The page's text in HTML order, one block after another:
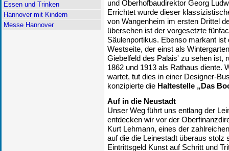
Essen und Trinken
Hannover mit Kindern
Messe Hannover
und Oberhofbaudirektor Georg
Errichtet wurde dieser
von Wangenheim im ersten Drittel
übersehen ist der vorgesetzte
Säulenportikus. Ebenso markant
Westseite, der einst als
Giebelfeld des Palais' zu sehen ist,
1862 und 1913 als Rathaus diente.
wartet, tut dies in einer Designer-
konzipierte die Haltestelle „Das
Auf in die Neustadt
Unser Weg führt uns entlang der
entdecken wir vor der
Kurt Lehmann, eines der
auf die die Leinestadt überaus
Eintrittsgeld Kunst auf Schritt und